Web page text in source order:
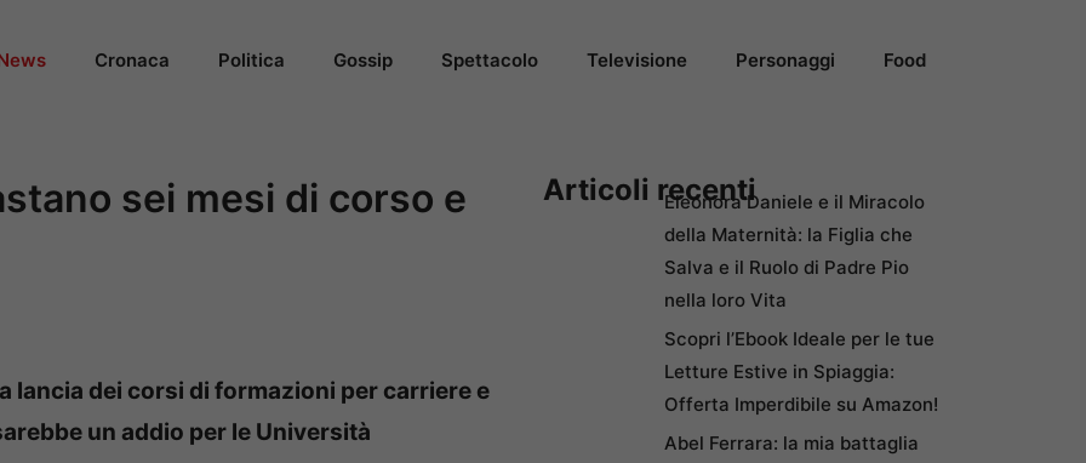
Cronaca Politica Gossip Spettacolo Televisione Personaggi Food
sei mesi di corso e
lancia dei corsi di formazioni per carriere e
un addio per le Università
Articoli recentiEleonora Daniele e il Miracolo
della Maternità: la Figlia che
Salva e il Ruolo di Padre Pio
nella loro Vita
Scopri l’Ebook Ideale per le tue
Letture Estive in Spiaggia:
Offerta Imperdibile su Amazon!
Abel Ferrara: la mia battaglia